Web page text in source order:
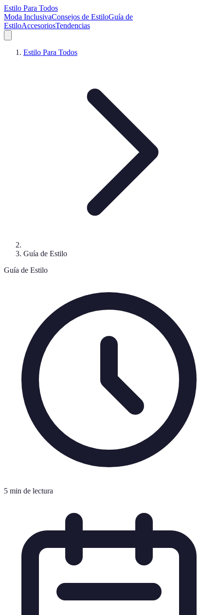
Estilo Para Todos
Moda InclusivaConsejos de EstiloGuía de
EstiloAccesoriosTendencias
Estilo Para Todos
Guía de Estilo
Guía de Estilo
5 min de lectura